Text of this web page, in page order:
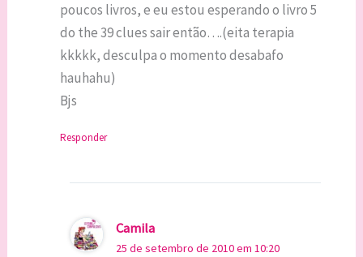
poucos livros, e eu estou esperando o livro 5
do the 39 clues sair então….(eita terapia
kkkkk, desculpa o momento desabafo
hauhahu)
Bjs
Responder
Camila
25 de setembro de 2010 em 10:20